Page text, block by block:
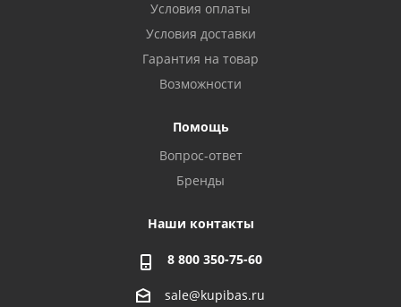
Условия оплаты
Условия доставки
Гарантия на товар
Возможности
Помощь
Вопрос-ответ
Бренды
Наши контакты
8 800 350-75-60
sale@kupibas.ru